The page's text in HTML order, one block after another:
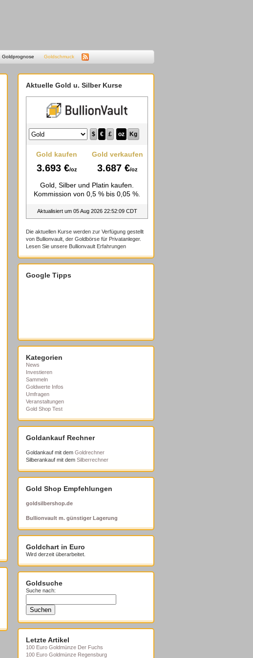
Goldprognose Goldschmuck
Aktuelle Gold u. Silber Kurse
Die aktuellen Kurse werden zur Verfügung gestellt
von Bullionvault, der Goldbörse für Privatanleger.
Lesen Sie unsere Bullionvault Erfahrungen
Google Tipps
Kategorien
News
Investieren
Sammeln
Goldwerte Infos
Umfragen
Veranstaltungen
Gold Shop Test
Goldankauf Rechner
Goldankauf mit dem Goldrechner
Silberankauf mit dem Silberrechner
Gold Shop Empfehlungen
goldsilbershop.de
Bullionvault m. günstiger Lagerung
Goldchart in Euro
Wird derzeit überarbeitet.
Goldsuche
Suche nach:
Letzte Artikel
100 Euro Goldmünze Der Fuchs
100 Euro Goldmünze Regensburg